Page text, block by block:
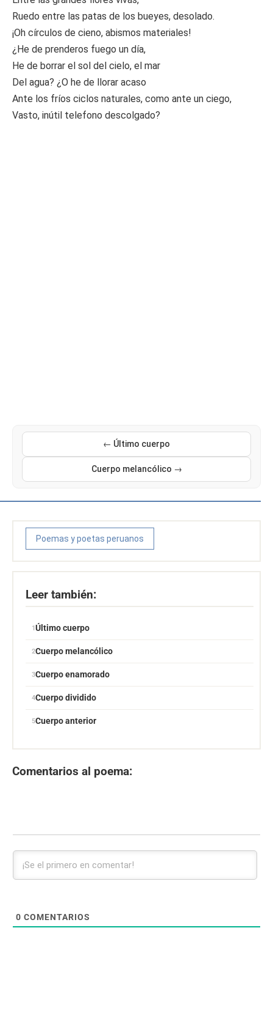
Ruedo entre las patas de los bueyes, desolado.
¡Oh círculos de cieno, abismos materiales!
¿He de prenderos fuego un día,
He de borrar el sol del cielo, el mar
Del agua? ¿O he de llorar acaso
Ante los fríos ciclos naturales, como ante un ciego,
Vasto, inútil telefono descolgado?
← Último cuerpo
Cuerpo melancólico →
Poemas y poetas peruanos
Leer también:
Último cuerpo
Cuerpo melancólico
Cuerpo enamorado
Cuerpo dividido
Cuerpo anterior
Comentarios al poema:
0 COMENTARIOS